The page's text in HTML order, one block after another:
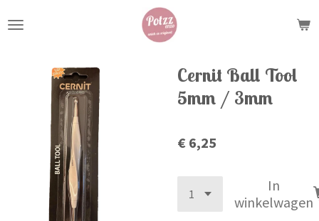
direct
hoofdinhoud
Cernit Ball Tool
5mm / 3mm
€ 6,25
In
winkelwagen